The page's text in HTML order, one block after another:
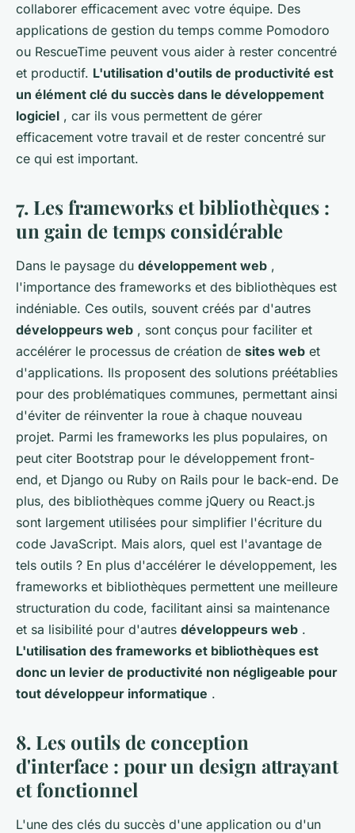
collaborer efficacement avec votre équipe. Des
applications de gestion du temps comme Pomodoro
ou RescueTime peuvent vous aider à rester concentré
et productif. L'utilisation d'outils de productivité est
un élément clé du succès dans le développement
logiciel , car ils vous permettent de gérer
efficacement votre travail et de rester concentré sur
ce qui est important.
7. Les frameworks et bibliothèques :
un gain de temps considérable
Dans le paysage du développement web ,
l'importance des frameworks et des bibliothèques est
indéniable. Ces outils, souvent créés par d'autres
développeurs web , sont conçus pour faciliter et
accélérer le processus de création de sites web et
d'applications. Ils proposent des solutions préétablies
pour des problématiques communes, permettant ainsi
d'éviter de réinventer la roue à chaque nouveau
projet. Parmi les frameworks les plus populaires, on
peut citer Bootstrap pour le développement front-
end, et Django ou Ruby on Rails pour le back-end. De
plus, des bibliothèques comme jQuery ou React.js
sont largement utilisées pour simplifier l'écriture du
code JavaScript. Mais alors, quel est l'avantage de
tels outils ? En plus d'accélérer le développement, les
frameworks et bibliothèques permettent une meilleure
structuration du code, facilitant ainsi sa maintenance
et sa lisibilité pour d'autres développeurs web .
L'utilisation des frameworks et bibliothèques est
donc un levier de productivité non négligeable pour
tout développeur informatique .
8. Les outils de conception
d'interface : pour un design attrayant
et fonctionnel
L'une des clés du succès d'une application ou d'un